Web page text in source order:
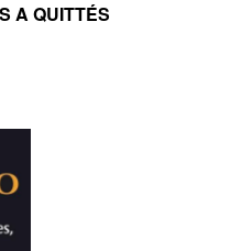
A QUITTÉS